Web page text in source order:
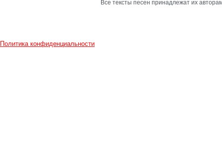
Все тексты песен принадлежат их
Политика конфиденциальности